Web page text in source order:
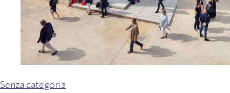
Senza categoria